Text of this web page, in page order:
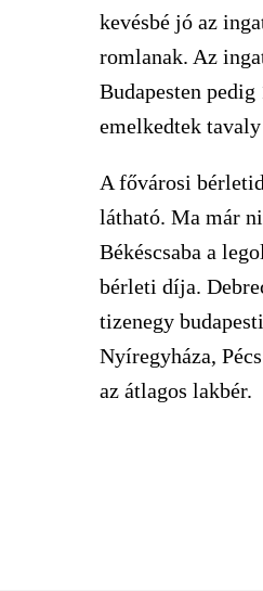
kevésbé jó az
romlanak. Az
Budapesten
emelkedtek
A fővárosi
látható. Ma már
Békéscsaba a
bérleti díja.
tizenegy
Nyíregyháza,
az átlagos lakbér.